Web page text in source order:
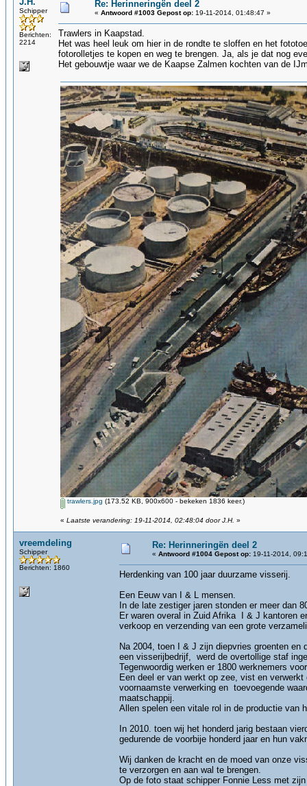
Schipper
Berichten:
2214
Re: Herinneringën deel 2
« Antwoord #1003 Gepost op: 19-11-2014, 01:48:47 »
Trawlers in Kaapstad.
Het was heel leuk om hier in de rondte te sloffen en het
fotorolletjes te kopen en weg te brengen. Ja, als je dat nog
Het gebouwtje waar we de Kaapse Zalmen kochten van de
trawlers.jpg (173.52 KB, 900x600 - bekeken 1836 keer.)
« Laatste verandering: 19-11-2014, 02:48:04 door J.H. »
vreemdeling
Schipper
Berichten: 1860
Re: Herinneringën deel 2
« Antwoord #1004 Gepost op: 19-11-2014,
Herdenking van 100 jaar duurzame
Een Eeuw van I & L mensen.
In de late zestiger jaren stonden er meer dan
Er waren overal in Zuid Afrika I & J kantoren
verkoop en verzending van een grote
Na 2004, toen I & J zijn diepvries groenten en
een visserijbedrijf, werd de overtollige staf
Tegenwoordig werken er 1800 werknemers
Een deel er van werkt op zee, vist en
voornaamste verwerking en toevoegende
maatschappij.
Allen spelen een vitale rol in de productie van
In 2010. toen wij het honderd jarig bestaan
gedurende de voorbije honderd jaar en hun
Wij danken de kracht en de moed van onze
te verzorgen en aan wal te brengen.
Op de foto staat schipper Fonnie Less met